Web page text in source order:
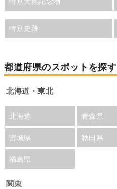
特別史跡
都道府県のスポットを探す
北海道・東北
北海道 青森県
宮城県 秋田県
福島県
関東